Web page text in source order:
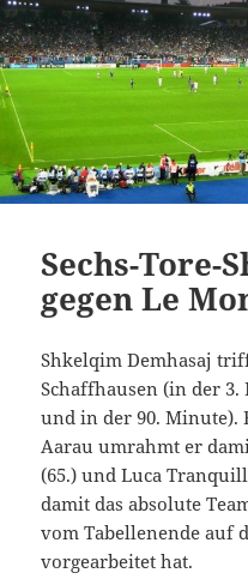
Sechs-Tore-
gegen Le
Shkelqim Demhasaj
Schaffhausen (in der
und in der 90. Minute).
Aarau umrahmt er
(65.) und Luca
damit das absolute
vom Tabellenende auf
vorgearbeitet hat.